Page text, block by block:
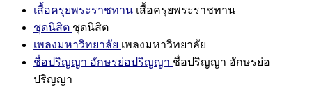
เสื้อครุยพระราชทาน เสื้อครุยพระราชทาน
ชุดนิสิต ชุดนิสิต
เพลงมหาวิทยาลัย เพลงมหาวิทยาลัย
ชื่อปริญญา อักษรย่อปริญญา ชื่อปริญญา อักษรย่อ
ปริญญา